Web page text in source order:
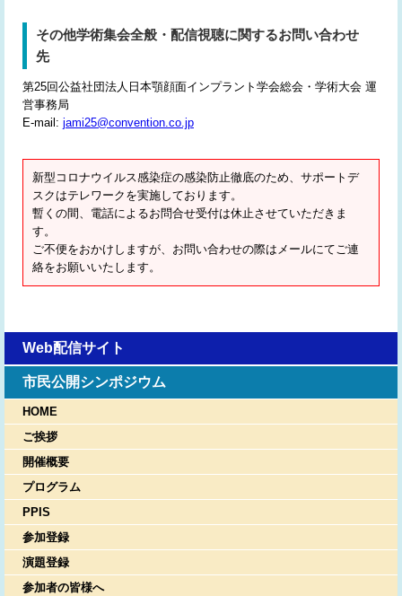
その他学術集会全般・配信視聴に関するお問い合わせ
先
第25回公益社団法人日本顎顔面インプラント学会総会・学術大会 運
営事務局
E-mail: jami25@convention.co.jp
新型コロナウイルス感染症の感染防止徹底のため、サポートデ
スクはテレワークを実施しております。
暫くの間、電話によるお問合せ受付は休止させていただきま
す。
ご不便をおかけしますが、お問い合わせの際はメールにてご連
絡をお願いいたします。
Web配信サイト
市民公開シンポジウム
HOME
ご挨拶
開催概要
プログラム
PPIS
参加登録
演題登録
参加者の皆様へ